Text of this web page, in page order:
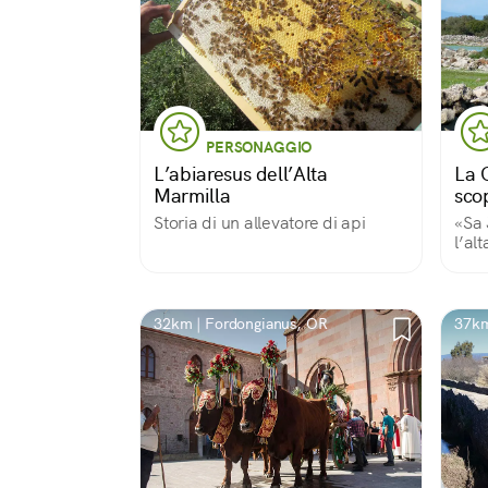
PERSONAGGIO
L’abiaresus dell’Alta
Marmilla
Storia di un allevatore di api
La
32km | Fordongianus, OR